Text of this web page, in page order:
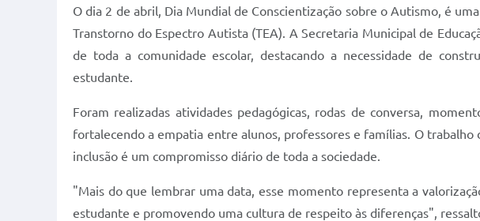
O dia 2 de abril, Dia Mundial de Conscientização sobre o Autismo, é
Transtorno do Espectro Autista (TEA). A Secretaria Municipal de
de toda a comunidade escolar, destacando a necessidade de
estudante.
Foram realizadas atividades pedagógicas, rodas de conversa,
fortalecendo a empatia entre alunos, professores e famílias. O trabalho
inclusão é um compromisso diário de toda a sociedade.
"Mais do que lembrar uma data, esse momento representa a
estudante e promovendo uma cultura de respeito às diferenças",